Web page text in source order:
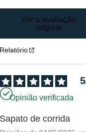
Ver a avaliação
original
Relatório
5
Opinião verificada
Sapato de corrida